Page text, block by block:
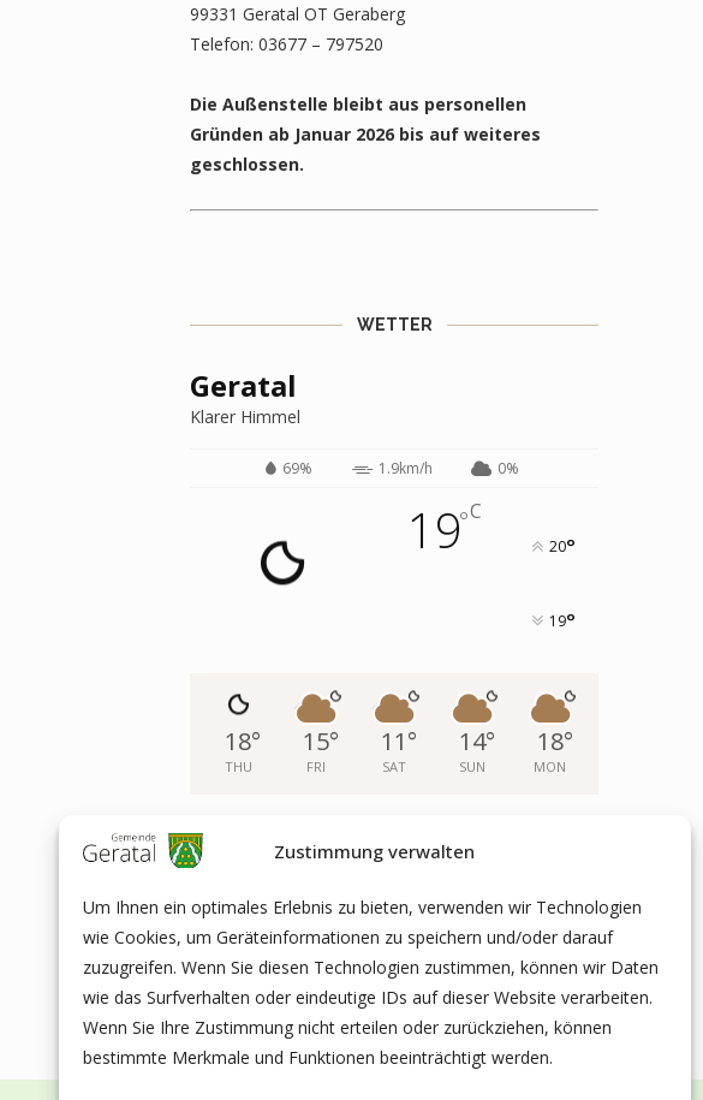
Zustimmung verwalten
Um Ihnen ein optimales Erlebnis zu bieten, verwenden wir Technologien
wie Cookies, um Geräteinformationen zu speichern und/oder darauf
zuzugreifen. Wenn Sie diesen Technologien zustimmen, können wir Daten
wie das Surfverhalten oder eindeutige IDs auf dieser Website verarbeiten.
Wenn Sie Ihre Zustimmung nicht erteilen oder zurückziehen, können
bestimmte Merkmale und Funktionen beeinträchtigt werden.
99331 Geratal OT Geraberg
Telefon: 03677 – 797520
Die Außenstelle bleibt aus personellen
Gründen ab Januar 2026 bis auf weiteres
geschlossen.
WETTER
Geratal
Klarer Himmel
69% 1.9km/h 0%
19°C
20°
19°
18°
THU
15°
FRI
11°
SAT
14°
SUN
18°
MON